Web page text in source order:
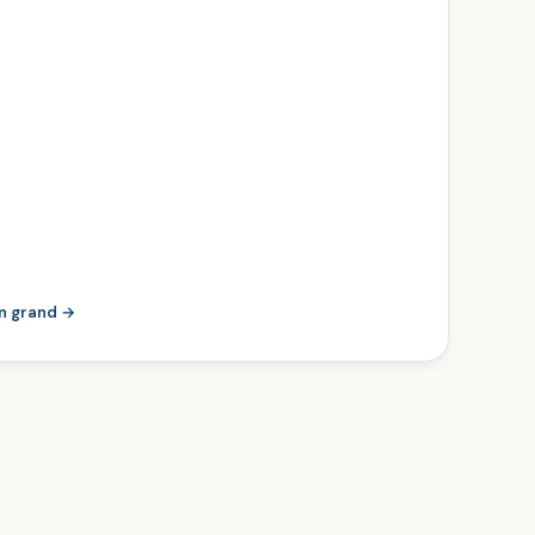
grand →